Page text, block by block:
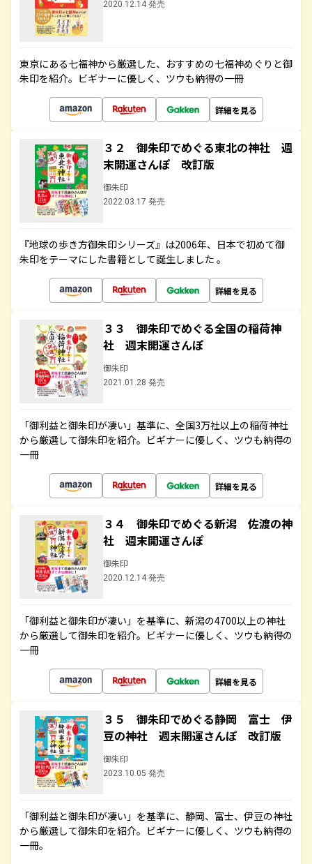
2020.12.14 発売
東京にある七福神から厳選した、おすすめの七福神めぐりと御
朱印を紹介。ビギナーに優しく、ツウも納得の一冊
詳細を見る
３２ 御朱印でめぐる東北の神社 週
末開運さんぽ 改訂版
御朱印
2022.03.17 発売
『地球の歩き方御朱印シリーズ』は2006年、日本で初めて御
朱印をテーマにした書籍として誕生しました 。
詳細を見る
３３ 御朱印でめぐる全国の稲荷神
社 週末開運さんぽ
御朱印
2021.01.28 発売
「御利益と御朱印が凄い」基準に、全国3万社以上の稲荷神社
から厳選して御朱印を紹介。ビギナーに優しく、ツウも納得の
一冊
詳細を見る
３４ 御朱印でめぐる新潟 佐渡の神
社 週末開運さんぽ
御朱印
2020.12.14 発売
「御利益と御朱印が凄い」を基準に、新潟の4700以上の神社
から厳選して御朱印を紹介。ビギナーに優しく、ツウも納得の
一冊
詳細を見る
３５ 御朱印でめぐる静岡 富士 伊
豆の神社 週末開運さんぽ 改訂版
御朱印
2023.10.05 発売
「御利益と御朱印が凄い」を基準に、静岡、富士、伊豆の神社
から厳選して御朱印を紹介。ビギナーに優しく、ツウも納得の
一冊。